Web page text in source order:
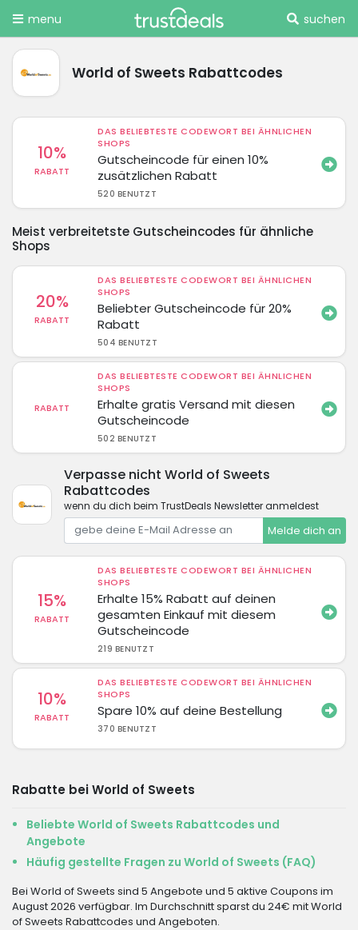
menu suchen
World of Sweets Rabattcodes
10%
RABATT
DAS BELIEBTESTE CODEWORT BEI ÄHNLICHEN
SHOPS
Gutscheincode für einen 10%
zusätzlichen Rabatt
520 BENUTZT
Meist verbreitetste Gutscheincodes für ähnliche
Shops
20%
RABATT
DAS BELIEBTESTE CODEWORT BEI ÄHNLICHEN
SHOPS
Beliebter Gutscheincode für 20%
Rabatt
504 BENUTZT
RABATT
DAS BELIEBTESTE CODEWORT BEI ÄHNLICHEN
SHOPS
Erhalte gratis Versand mit diesen
Gutscheincode
502 BENUTZT
Verpasse nicht World of Sweets
Rabattcodes
wenn du dich beim TrustDeals Newsletter anmeldest
Melde dich an
15%
RABATT
DAS BELIEBTESTE CODEWORT BEI ÄHNLICHEN
SHOPS
Erhalte 15% Rabatt auf deinen
gesamten Einkauf mit diesem
Gutscheincode
219 BENUTZT
10%
RABATT
DAS BELIEBTESTE CODEWORT BEI ÄHNLICHEN
SHOPS
Spare 10% auf deine Bestellung
370 BENUTZT
Rabatte bei World of Sweets
Beliebte World of Sweets Rabattcodes und
Angebote
Häufig gestellte Fragen zu World of Sweets (FAQ)
Bei World of Sweets sind 5 Angebote und 5 aktive Coupons im
August 2026 verfügbar. Im Durchschnitt sparst du 24€ mit World
of Sweets Rabattcodes und Angeboten.